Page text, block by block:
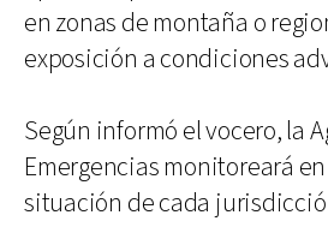
en zonas de montaña o
exposición a condiciones
Según informó el vocero, la
Emergencias monitoreará
situación de cada